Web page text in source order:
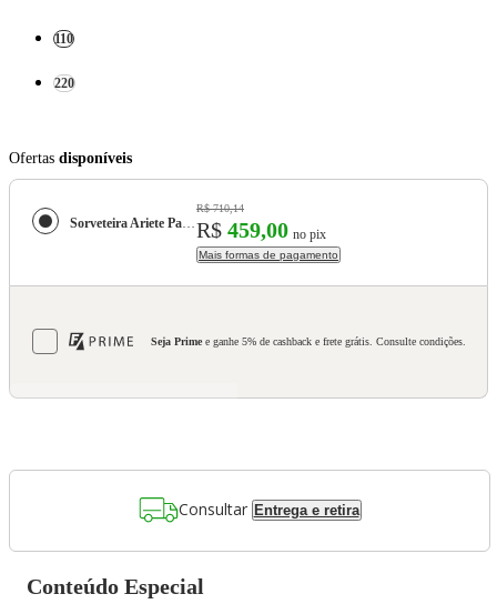
110
220
Ofertas disponíveis
R$ 710,14
R$ 459,00 no pix
Mais formas de pagamento
Seja Prime e ganhe 5% de cashback e frete grátis. Consulte condições.
Consultar Entrega e retira
Conteúdo Especial